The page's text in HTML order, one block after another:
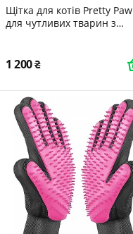
Щітка для котів Pretty Paw
для чутливих тварин з
1 200